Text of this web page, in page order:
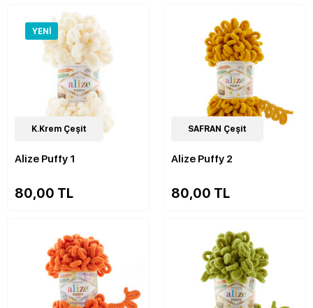
YENI
90Çeşit
K.Krem Çeşit
Alize Puffy 1
80,00 TL
89Çeşit
SAFRAN Çeşit
Alize Puffy 2
80,00 TL